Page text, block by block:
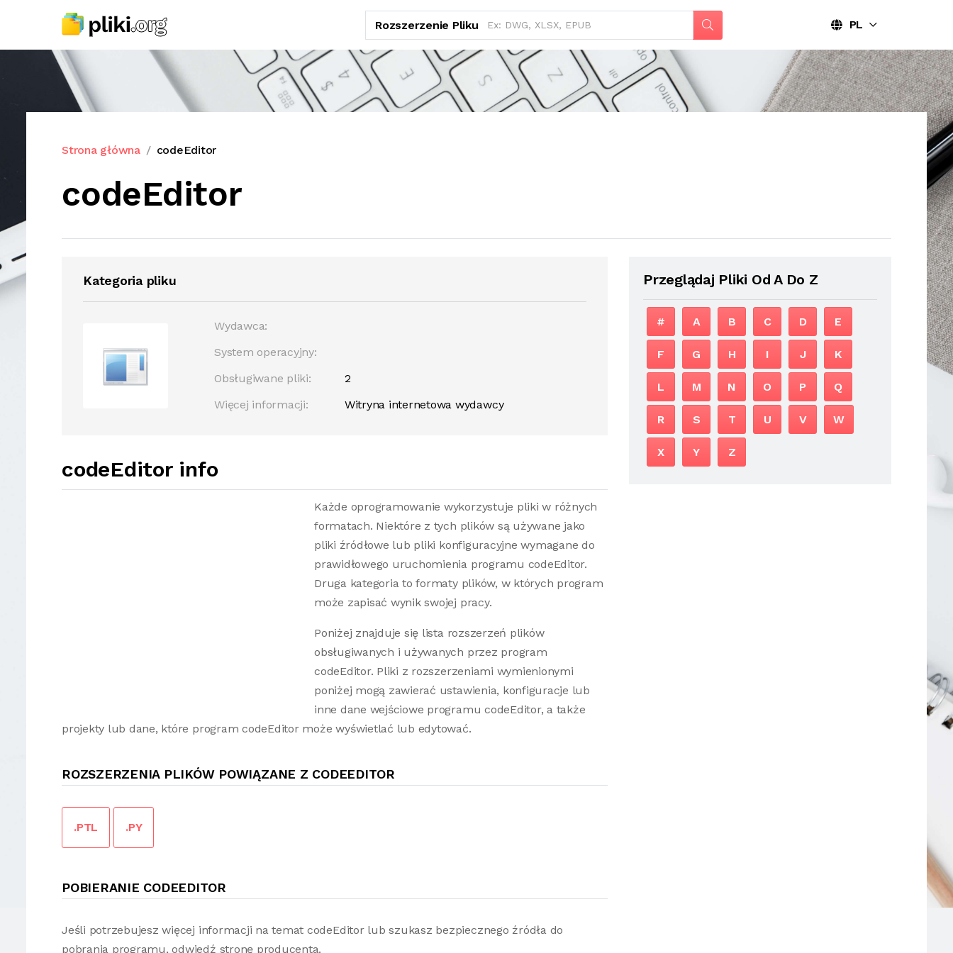
Rozszerzenie Pliku PL
Strona główna codeEditor
codeEditor
Kategoria pliku
Wydawca:
System operacyjny:
Obsługiwane pliki:
2
Więcej informacji:
Witryna internetowa wydawcy
codeEditor info
Każde oprogramowanie wykorzystuje pliki w różnych
formatach. Niektóre z tych plików są używane jako
pliki źródłowe lub pliki konfiguracyjne wymagane do
prawidłowego uruchomienia programu codeEditor.
Druga kategoria to formaty plików, w których program
może zapisać wynik swojej pracy.
Poniżej znajduje się lista rozszerzeń plików
obsługiwanych i używanych przez program
codeEditor. Pliki z rozszerzeniami wymienionymi
poniżej mogą zawierać ustawienia, konfiguracje lub
inne dane wejściowe programu codeEditor, a także
projekty lub dane, które program codeEditor może wyświetlać lub edytować.
ROZSZERZENIA PLIKÓW POWIĄZANE Z CODEEDITOR
.PTL .PY
POBIERANIE CODEEDITOR
Jeśli potrzebujesz więcej informacji na temat codeEditor lub szukasz bezpiecznego źródła do
pobrania programu, odwiedź stronę producenta.
Przeglądaj Pliki Od A Do Z
# A B C D E
F G H I J K
L M N O P Q
R S T U V W
X Y Z